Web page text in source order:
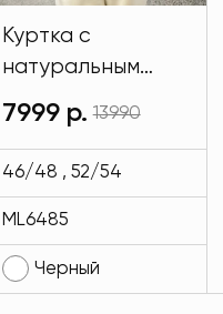
Куртка с
натуральным
мехом и на
подкладе кролик
черного цвета
MODLAV ML6485-
13
7999 р. 13990
46/48 , 52/54
ML6485
Черный